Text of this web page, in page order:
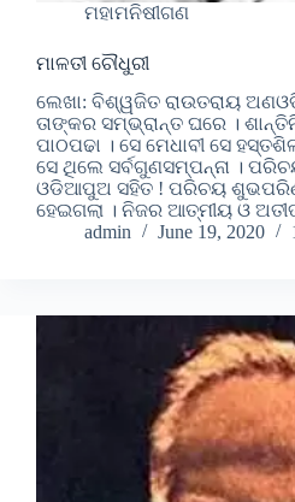
ମହାମନିଷୀଗଣ
ମାଳତୀ ଚୌଧୁରୀ
ଲେଖା: ବିଶ୍ୱଜିତ ରାଉତରାୟ
ତାଙ୍କର ସମ୍ଭ୍ରାନ୍ତ ଘରେ ।
ପାଠପଢା । ସେ ମେଧାବୀ ସେ
ସେ ଥିଲେ ସର୍ବଗୁଣସମ୍ପନ୍ନା ।
ଓଡିଆପୁଅ ସହିତ ! ପରିଚୟ
ହେଇଗଲା । ନିଜର ଆତ୍ମୀୟ ଓ
admin
June 19, 2020